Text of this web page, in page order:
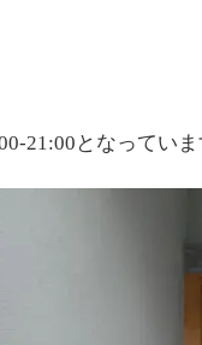
21:00となってい